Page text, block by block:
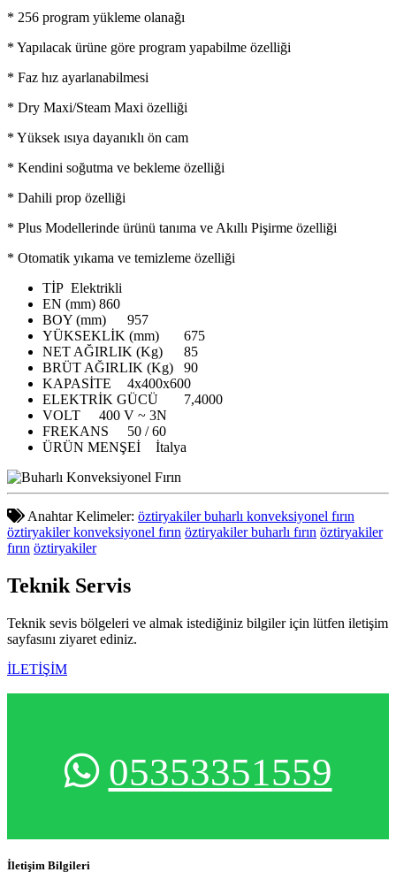
* 256 program yükleme olanağı
* Yapılacak ürüne göre program yapabilme özelliği
* Faz hız ayarlanabilmesi
* Dry Maxi/Steam Maxi özelliği
* Yüksek ısıya dayanıklı ön cam
* Kendini soğutma ve bekleme özelliği
* Dahili prop özelliği
* Plus Modellerinde ürünü tanıma ve Akıllı Pişirme özelliği
* Otomatik yıkama ve temizleme özelliği
TİP Elektrikli
EN (mm) 860
BOY (mm)
957
YÜKSEKLİK (mm)
675
NET AĞIRLIK (Kg)
85
BRÜT AĞIRLIK (Kg)
90
KAPASİTE
4x400x600
ELEKTRİK GÜCÜ
7,4000
VOLT
400 V ~ 3N
FREKANS
50 / 60
ÜRÜN MENŞEİ
İtalya
Anahtar Kelimeler: öztiryakiler buharlı konveksiyonel fırın
öztiryakiler konveksiyonel fırın öztiryakiler buharlı fırın öztiryakiler
fırın öztiryakiler
Teknik Servis
Teknik sevis bölgeleri ve almak istediğiniz bilgiler için lütfen iletişim
sayfasını ziyaret ediniz.
İLETİŞİM
05353351559
İletişim Bilgileri